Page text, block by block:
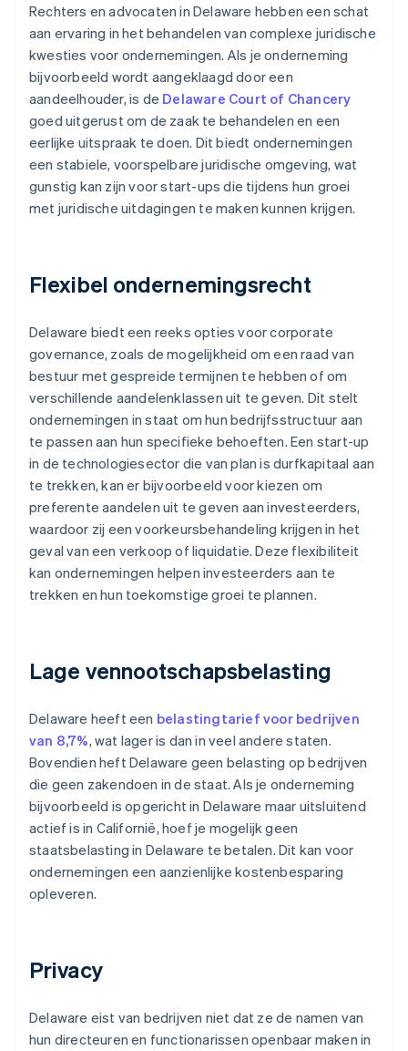
Rechters en advocaten in Delaware hebben een schat
aan ervaring in het behandelen van complexe juridische
kwesties voor ondernemingen. Als je onderneming
bijvoorbeeld wordt aangeklaagd door een
aandeelhouder, is de Delaware Court of Chancery
goed uitgerust om de zaak te behandelen en een
eerlijke uitspraak te doen. Dit biedt ondernemingen
een stabiele, voorspelbare juridische omgeving, wat
gunstig kan zijn voor start-ups die tijdens hun groei
met juridische uitdagingen te maken kunnen krijgen.
Flexibel ondernemingsrecht
Delaware biedt een reeks opties voor corporate
governance, zoals de mogelijkheid om een raad van
bestuur met gespreide termijnen te hebben of om
verschillende aandelenklassen uit te geven. Dit stelt
ondernemingen in staat om hun bedrijfsstructuur aan
te passen aan hun specifieke behoeften. Een start-up
in de technologiesector die van plan is durfkapitaal aan
te trekken, kan er bijvoorbeeld voor kiezen om
preferente aandelen uit te geven aan investeerders,
waardoor zij een voorkeursbehandeling krijgen in het
geval van een verkoop of liquidatie. Deze flexibiliteit
kan ondernemingen helpen investeerders aan te
trekken en hun toekomstige groei te plannen.
Lage vennootschapsbelasting
Delaware heeft een belastingtarief voor bedrijven
van 8,7%, wat lager is dan in veel andere staten.
Bovendien heft Delaware geen belasting op bedrijven
die geen zakendoen in de staat. Als je onderneming
bijvoorbeeld is opgericht in Delaware maar uitsluitend
actief is in Californië, hoef je mogelijk geen
staatsbelasting in Delaware te betalen. Dit kan voor
ondernemingen een aanzienlijke kostenbesparing
opleveren.
Privacy
Delaware eist van bedrijven niet dat ze de namen van
hun directeuren en functionarissen openbaar maken in